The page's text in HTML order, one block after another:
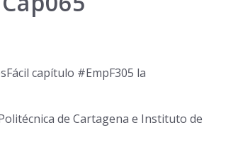
capítulo #EmpF305 la
de Cartagena e Instituto de